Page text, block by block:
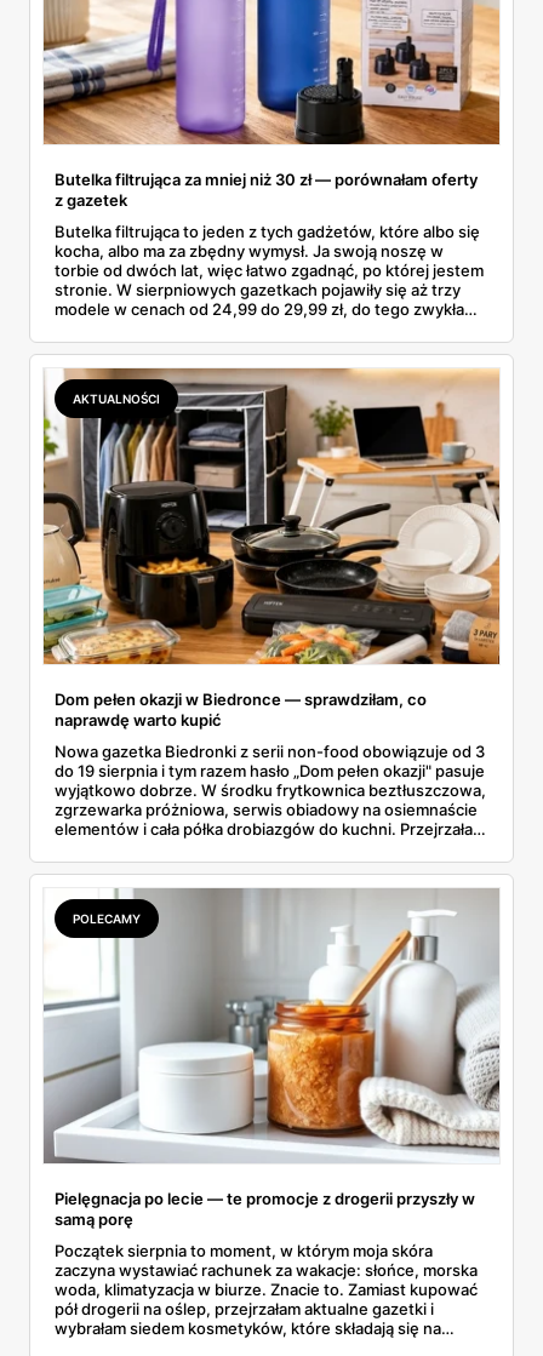
Butelka filtrująca za mniej niż 30 zł — porównałam oferty
z gazetek
Butelka filtrująca to jeden z tych gadżetów, które albo się
kocha, albo ma za zbędny wymysł. Ja swoją noszę w
torbie od dwóch lat, więc łatwo zgadnąć, po której jestem
stronie. W sierpniowych gazetkach pojawiły się aż trzy
modele w cenach od 24,99 do 29,99 zł, do tego zwykła
wszystkie oferty i policzyłam, kiedy taki zakup faktycznie
się opłaca.
AKTUALNOŚCI
Dom pełen okazji w Biedronce — sprawdziłam, co
naprawdę warto kupić
Nowa gazetka Biedronki z serii non-food obowiązuje od 3
do 19 sierpnia i tym razem hasło „Dom pełen okazji" pasuje
wyjątkowo dobrze. W środku frytkownica beztłuszczowa,
zgrzewarka próżniowa, serwis obiadowy na osiemnaście
elementów i cała półka drobiazgów do kuchni. Przejrzałam
się przy półce z samego rana.
POLECAMY
Pielęgnacja po lecie — te promocje z drogerii przyszły w
samą porę
Początek sierpnia to moment, w którym moja skóra
zaczyna wystawiać rachunek za wakacje: słońce, morska
woda, klimatyzacja w biurze. Znacie to. Zamiast kupować
pół drogerii na oślep, przejrzałam aktualne gazetki i
wybrałam siedem kosmetyków, które składają się na